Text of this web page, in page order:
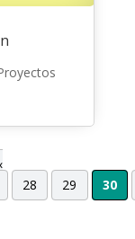
28 29
30